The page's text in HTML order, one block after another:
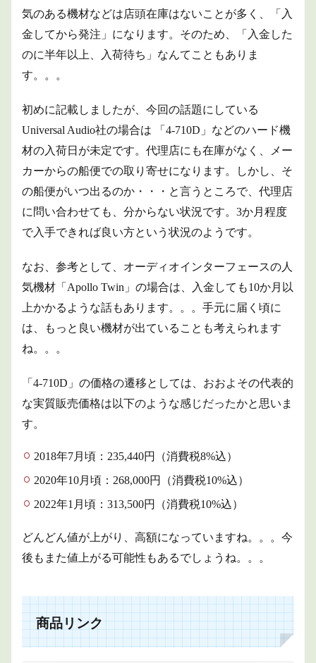
気のある機材などは店頭在庫はないことが多く、「入
金してから発注」になります。そのため、「入金した
のに半年以上、入荷待ち」なんてこともありま
す。。。
初めに記載しましたが、今回の話題にしている
Universal Audio社の場合は 「4-710D」などのハード機
材の入荷日が未定です。代理店にも在庫がなく、メー
カーからの船便での取り寄せになります。しかし、そ
の船便がいつ出るのか・・・と言うところで、代理店
に問い合わせても、分からない状況です。3か月程度
で入手できれば良い方という状況のようです。
なお、参考として、オーディオインターフェースの人
気機材「Apollo Twin」の場合は、入金しても10か月以
上かかるような話もあります。。。手元に届く頃に
は、もっと良い機材が出ていることも考えられます
ね。。。
「4-710D」の価格の遷移としては、おおよその代表的
な実質販売価格は以下のような感じだったかと思いま
す。
2018年7月頃：235,440円（消費税8%込）
2020年10月頃：268,000円（消費税10%込）
2022年1月頃：313,500円（消費税10%込）
どんどん値が上がり、高額になっていますね。。。今
後もまた値上がる可能性もあるでしょうね。。。
商品リンク